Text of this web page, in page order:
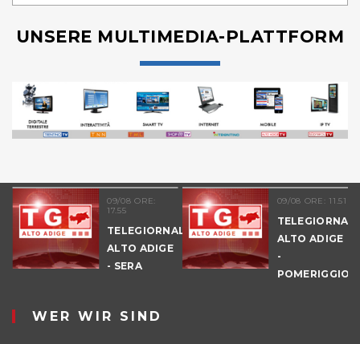
UNSERE MULTIMEDIA-PLATTFORM
09/08 ORE:
17.55
TELEGIORNALE
ALTO ADIGE
- SERA
09/08 ORE: 11.51
ALTO ADIGE
-
POMERIGGIO
WER WIR SIND